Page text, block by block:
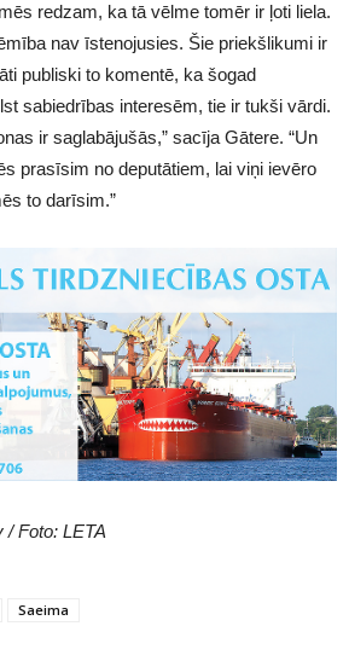
redzam, ka tā vēlme tomēr ir ļoti liela.
nav īstenojusies. Šie priekšlikumi ir
publiski to komentē, ka šogad
sabiedrības interesēm, tie ir tukši vārdi.
ir saglabājušās,” sacīja Gātere. “Un
prasīsim no deputātiem, lai viņi ievēro
to darīsim.”
/ Foto: LETA
Saeima